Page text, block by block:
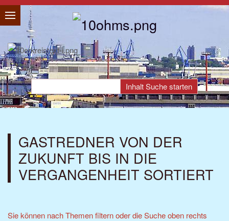
GASTREDNER VON DER
ZUKUNFT BIS IN DIE
VERGANGENHEIT SORTIERT
Sie können nach Themen filtern oder die Suche oben rechts